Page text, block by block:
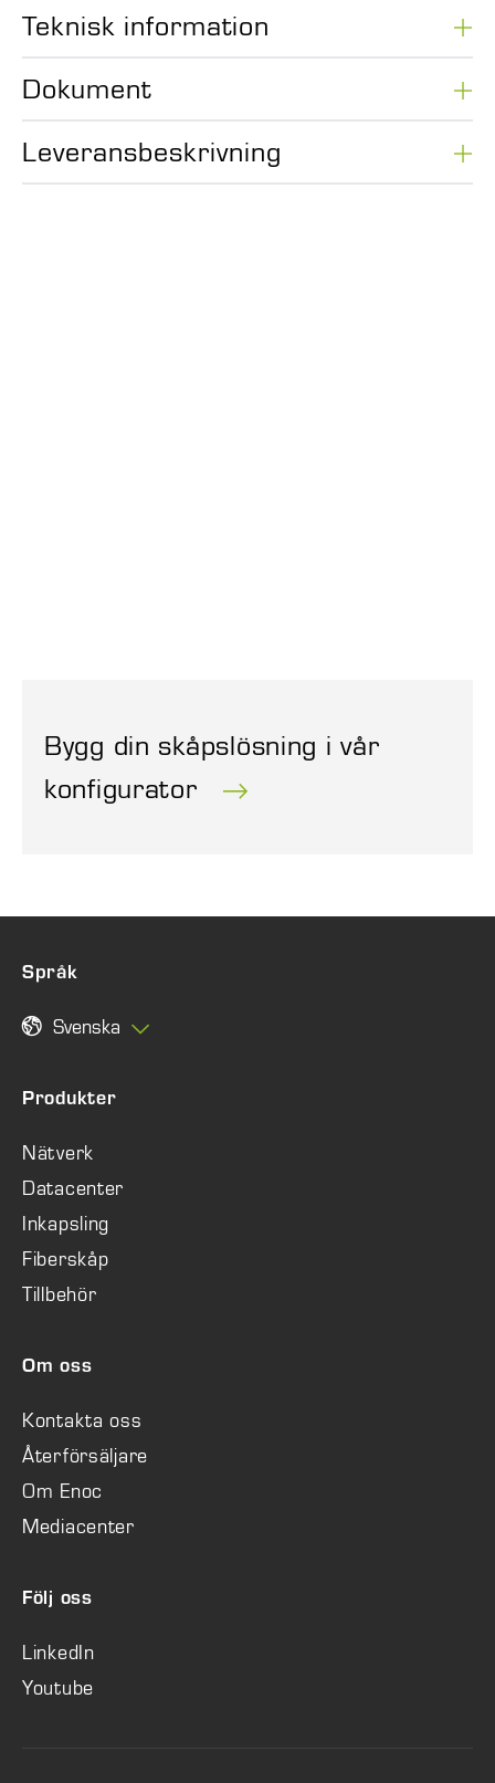
Teknisk information
Dokument
Leveransbeskrivning
Bygg din skåpslösning i vår
konfigurator
Språk
Svenska
Produkter
Nätverk
Datacenter
Inkapsling
Fiberskåp
Tillbehör
Om oss
Kontakta oss
Återförsäljare
Om Enoc
Mediacenter
Följ oss
LinkedIn
Youtube